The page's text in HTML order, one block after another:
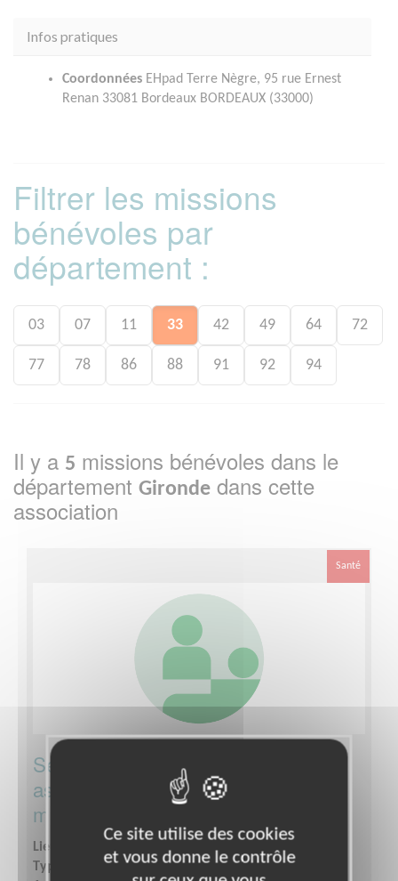
Infos pratiques
Coordonnées EHpad Terre Nègre, 95 rue Ernest
Renan 33081 Bordeaux BORDEAUX (33000)
Filtrer les missions
bénévoles par
département :
03 07 11 33 42 49 64 72
77 78 86 88 91 92 94
Il y a 5 missions bénévoles dans le
département Gironde dans cette
association
Santé
Secrétaire Générale pour une
association de visites des personnes
malades à l'hôpital
Lieu :
BORDEAUX 33100 (33100)
Type :
Gestion administrative, Secrétariat
Ce site utilise des cookies
et vous donne le contrôle